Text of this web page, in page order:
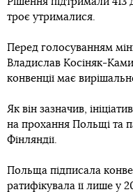
троє утрималися.
Перед голосуванням
Владислав Косіняк-
конвенції має
Як він зазначив,
на прохання Польщі та
Фінляндії.
Польща підписала
ратифікувала її лише у